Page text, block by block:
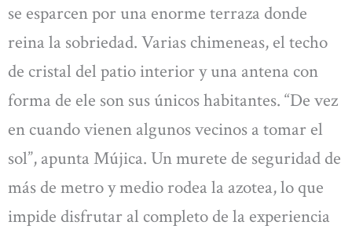
se esparcen por una enorme terraza donde
reina la sobriedad. Varias chimeneas, el techo
de cristal del patio interior y una antena con
forma de ele son sus únicos habitantes. “De vez
en cuando vienen algunos vecinos a tomar el
sol”, apunta Mújica. Un murete de seguridad de
más de metro y medio rodea la azotea, lo que
impide disfrutar al completo de la experiencia